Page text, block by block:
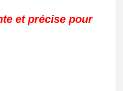
et précise pour